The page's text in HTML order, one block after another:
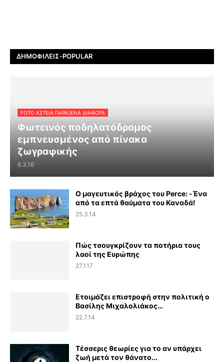
ΔΗΜΟΦΙΛΕΊΣ-POPULAR
FOTO ΑΣΤΕΙΑ ΠΑΡΑΞΕΝΑ ΔΙΑΦΟΡΑ
Φωτεινός ποδηλατόδρομος
εμπνευσμένος από πίνακα
ζωγραφικής
6.3.16
Ο μαγευτικός βράχος του Perce: -Ένα
από τα επτά θαύματα του Καναδά!
25.3.14
Πώς τσουγκρίζουν τα ποτήρια τους
λαοί της Ευρώπης
27.1.17
Ετοιμάζει επιστροφή στην πολιτική ο
Βασίλης Μιχαλολιάκος…
22.7.14
Τέσσερις θεωρίες για το αν υπάρχει
ζωή μετά τον θάνατο...